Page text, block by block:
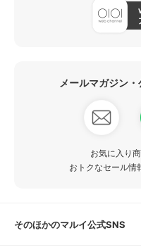
メールマガジン
お気に入り
おトクなセール情
そのほかのマルイ公式SNS